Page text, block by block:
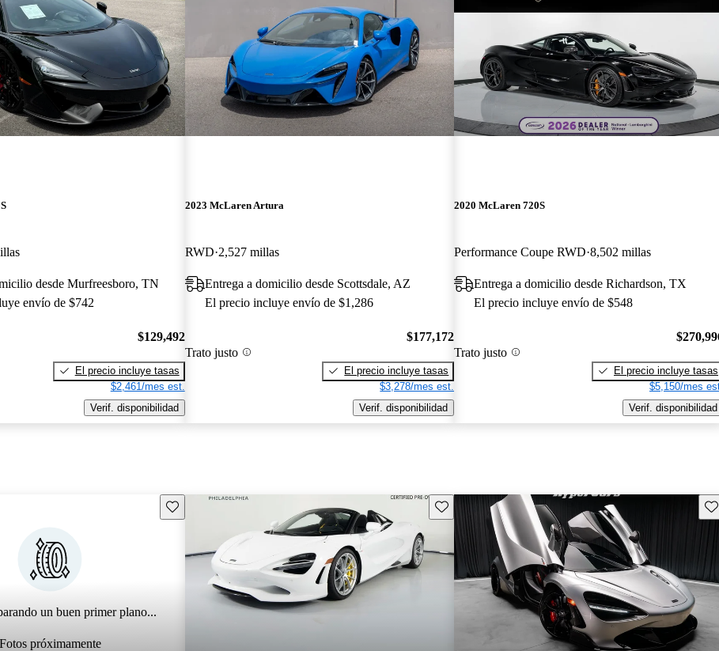
desde Murfreesboro, TN
envío de $742
$129,492
El precio incluye tasas
$2,461/mes est.
Verif. disponibilidad
2023 McLaren Artura
RWD 2,527 millas
Entrega a domicilio desde Scottsdale, AZ
El precio incluye envío de $1,286
Trato justo
$177,172
El precio incluye tasas
$3,278/mes est.
Verif. disponibilidad
2020 McLaren 720S
Performance Coupe RWD 8,502 millas
Entrega a domicilio desde Richardson, TX
El precio incluye envío de $548
Trato justo
El precio incluye tasas
$5,150/mes
Verif. disponibilidad
un buen primer plano...
Fotos próximamente
Guarda este Aviso Guarda este Aviso